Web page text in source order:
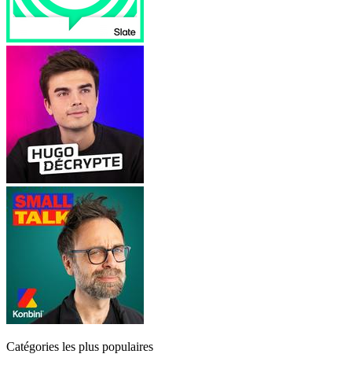
Catégories les plus populaires